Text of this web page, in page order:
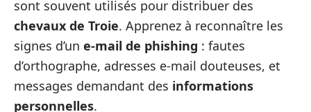
sont souvent utilisés pour distribuer des
chevaux de Troie. Apprenez à reconnaître les
signes d’un e-mail de phishing : fautes
d’orthographe, adresses e-mail douteuses, et
messages demandant des informations
personnelles.